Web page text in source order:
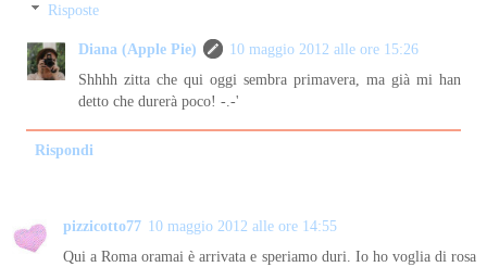
Risposte
Diana (Apple Pie)
10 maggio 2012 alle ore 15:26
Shhhh zitta che qui oggi sembra primavera, ma già mi han
detto che durerà poco! -.-'
Rispondi
pizzicotto77 10 maggio 2012 alle ore 14:55
Qui a Roma oramai è arrivata e speriamo duri. Io ho voglia di rosa